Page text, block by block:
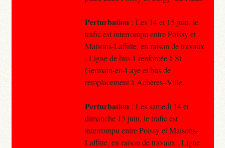
Perturbation : Les 14 et 15 juin, le
trafic est interrompu entre Poissy et
Maisons-Laffitte, en raison de travaux
. Ligne de bus 1 renforcée à St
Germain-en-Laye et bus de
remplacement à Achères–Ville.
Perturbation : Les samedi 14 et
dimanche 15 juin, le trafic est
interrompu entre Poissy et Maisons-
Laffitte, en raison de travaux . Ligne